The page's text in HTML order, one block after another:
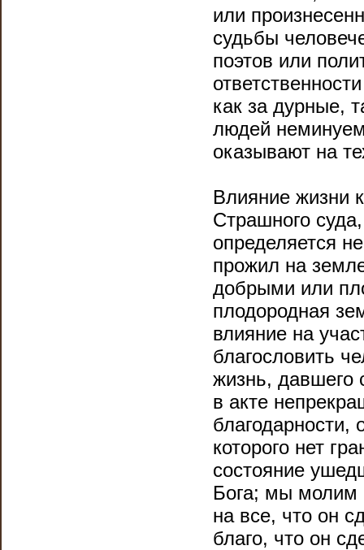
или
судьбы
поэтов или
как за дурные,
людей
оказывают на
Влияние жизни
Страшного
определяется
прожил на
добрыми или
плодородная
влияние на
благословить
жизнь, давшего
в акте
благодарности,
которого нет
состояние
Бога; мы молим
на все, что он
благо, что он